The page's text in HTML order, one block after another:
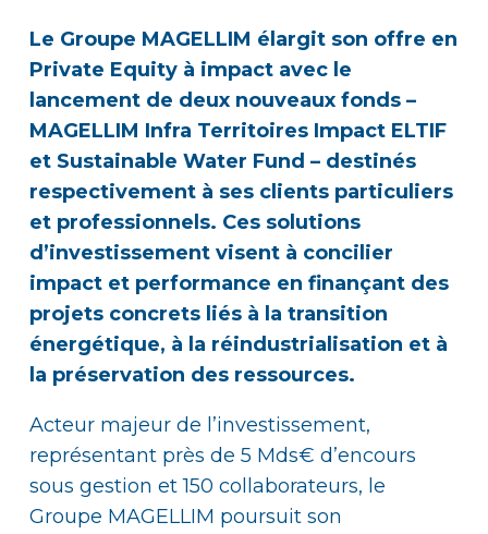
Le Groupe MAGELLIM élargit son offre en
Private Equity à impact avec le
lancement de deux nouveaux fonds –
MAGELLIM Infra Territoires Impact ELTIF
et Sustainable Water Fund – destinés
respectivement à ses clients particuliers
et professionnels. Ces solutions
d’investissement visent à concilier
impact et performance en finançant des
projets concrets liés à la transition
énergétique, à la réindustrialisation et à
la préservation des ressources.
Acteur majeur de l’investissement,
représentant près de 5 Mds€ d’encours
sous gestion et 150 collaborateurs, le
Groupe MAGELLIM poursuit son